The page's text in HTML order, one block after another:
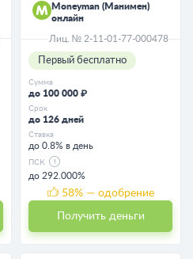
Moneyman (Манимен)
онлайн
Лиц. № 2-11-01-77-000478
Первый бесплатно
Сумма
до 100 000 ₽
Срок
до 126 дней
Ставка
до 0.8% в день
ПСК
до 292.000%
58% — одобрение
Получить деньги